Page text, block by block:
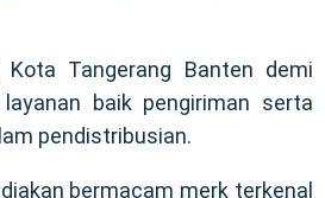
Tangerang Banten demi
baik pengiriman serta
pendistribusian.
bermacam merk terkenal